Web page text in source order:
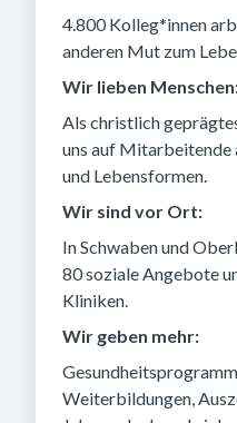
4.800 Kolleg*innen
anderen Mut zum
Wir lieben
Als christlich
uns auf Mitarbeitende
und Lebensformen.
Wir sind vor Ort:
In Schwaben und
80 soziale Angebote
Kliniken.
Wir geben mehr:
Weiterbildungen,